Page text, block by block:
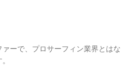
ーで、プロサーフィン業界とはな